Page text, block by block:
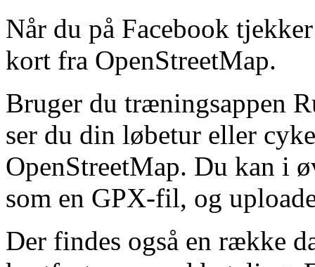
Når du på Facebook
kort fra OpenStreetMap.
Bruger du træningsappen
ser du din løbetur eller
OpenStreetMap. Du kan i
som en GPX-fil, og
Der findes også en række